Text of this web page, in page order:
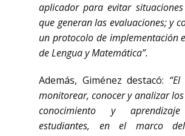
aplicador para evitar
que generan las evaluaciones; y
un protocolo de implementación
de Lengua y Matemática”.
Además, Giménez destacó:
monitorear, conocer y analizar los
conocimiento y
estudiantes, en el marco